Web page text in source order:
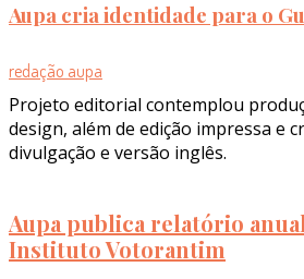
Aupa cria identidade para o
redação aupa
Projeto editorial contemplou
design, além de edição impressa e
divulgação e versão inglês.
Aupa publica relatório
Instituto Votorantim